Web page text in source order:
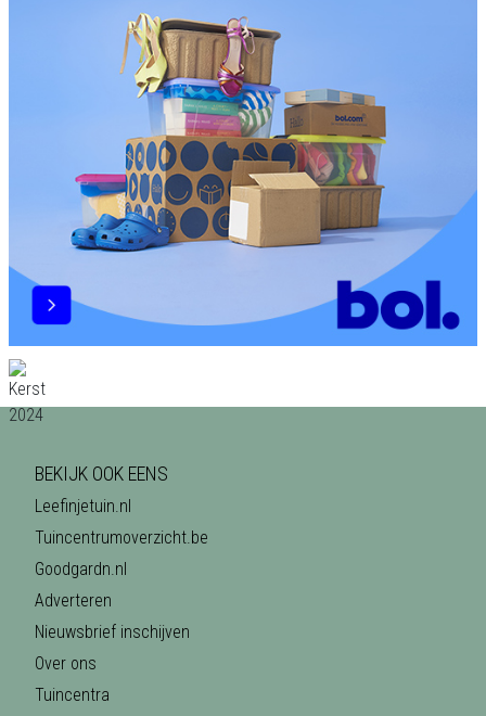
BEKIJK OOK EENS
Leefinjetuin.nl
Tuincentrumoverzicht.be
Goodgardn.nl
Adverteren
Nieuwsbrief inschijven
Over ons
Tuincentra